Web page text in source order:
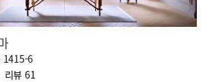
1415-6
리뷰 61